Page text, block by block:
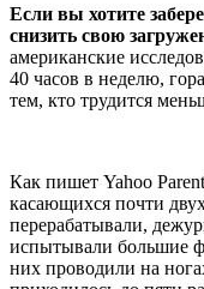
Если вы хотите
снизить свою
американские
40 часов в неделю,
тем, кто трудится
Как пишет Yahoo
касающихся почти
перерабатывали,
испытывали большие
них проводили на